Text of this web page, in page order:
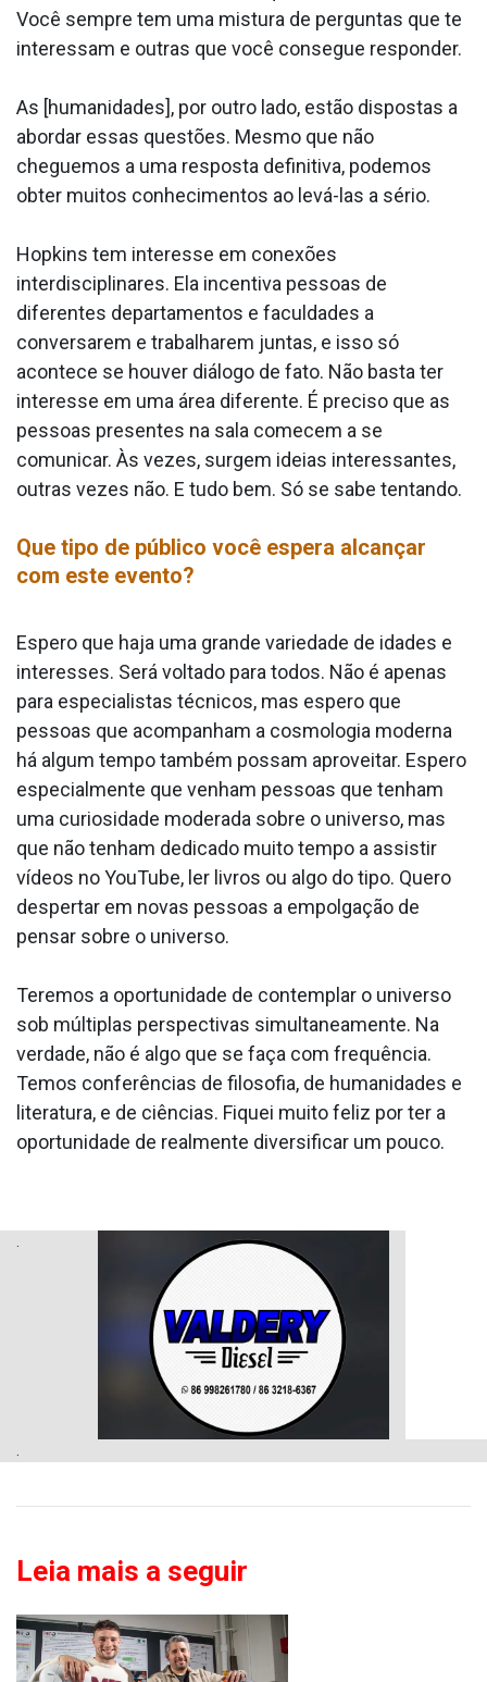
Você sempre tem uma mistura de perguntas que te
interessam e outras que você consegue responder.
As [humanidades], por outro lado, estão dispostas a
abordar essas questões. Mesmo que não
cheguemos a uma resposta definitiva, podemos
obter muitos conhecimentos ao levá-las a sério.
Hopkins tem interesse em conexões
interdisciplinares. Ela incentiva pessoas de
diferentes departamentos e faculdades a
conversarem e trabalharem juntas, e isso só
acontece se houver diálogo de fato. Não basta ter
interesse em uma área diferente. É preciso que as
pessoas presentes na sala comecem a se
comunicar. Às vezes, surgem ideias interessantes,
outras vezes não. E tudo bem. Só se sabe tentando.
Que tipo de público você espera alcançar
com este evento?
Espero que haja uma grande variedade de idades e
interesses. Será voltado para todos. Não é apenas
para especialistas técnicos, mas espero que
pessoas que acompanham a cosmologia moderna
há algum tempo também possam aproveitar. Espero
especialmente que venham pessoas que tenham
uma curiosidade moderada sobre o universo, mas
que não tenham dedicado muito tempo a assistir
vídeos no YouTube, ler livros ou algo do tipo. Quero
despertar em novas pessoas a empolgação de
pensar sobre o universo.
Teremos a oportunidade de contemplar o universo
sob múltiplas perspectivas simultaneamente. Na
verdade, não é algo que se faça com frequência.
Temos conferências de filosofia, de humanidades e
literatura, e de ciências. Fiquei muito feliz por ter a
oportunidade de realmente diversificar um pouco.
.
Leia mais a seguir